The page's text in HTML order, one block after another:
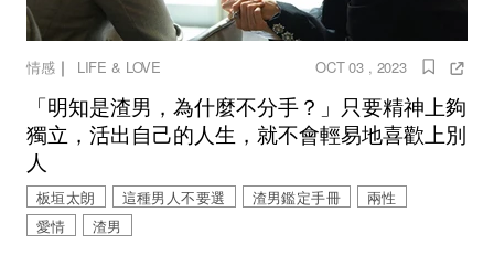
情感｜ LIFE & LOVE OCT 03 , 2023
「明知是渣男，為什麼不分手？」只要精神上夠
獨立，活出自己的人生，就不會輕易地喜歡上別
人
板垣太朗 這種男人不要選 渣男鑑定手冊
兩性
愛情
渣男